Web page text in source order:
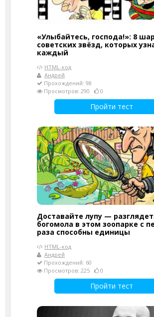
«Улыбайтесь, господа!»: 8
советских звёзд, которых
каждый
HTML-код
Андрей
Прохождений: 98
Просмотров: 290
0
Пройти тест
Доставайте лупу —
богомола в этом зоопарке с
раза способны единицы
HTML-код
Андрей
Прохождений: 60
Просмотров: 225
0
Пройти тест